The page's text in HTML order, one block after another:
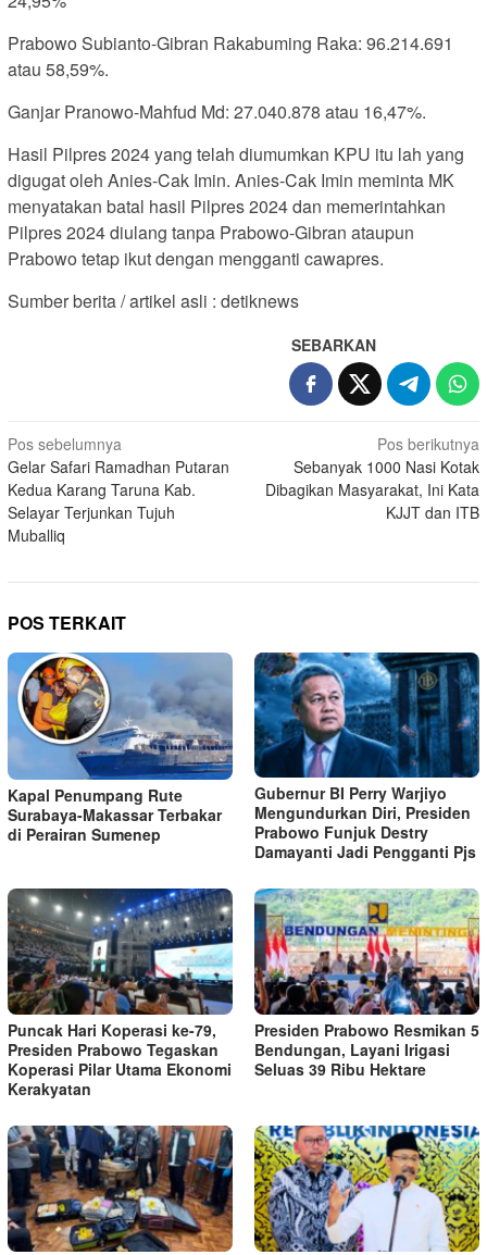
Prabowo Subianto-Gibran Rakabuming Raka: 96.214.691
atau 58,59%.
Ganjar Pranowo-Mahfud Md: 27.040.878 atau 16,47%.
Hasil Pilpres 2024 yang telah diumumkan KPU itu lah yang
digugat oleh Anies-Cak Imin. Anies-Cak Imin meminta MK
menyatakan batal hasil Pilpres 2024 dan memerintahkan
Pilpres 2024 diulang tanpa Prabowo-Gibran ataupun
Prabowo tetap ikut dengan mengganti cawapres.
Sumber berita / artikel asli : detiknews
SEBARKAN
Navigasi
pos
Pos sebelumnya
Gelar Safari Ramadhan Putaran
Kedua Karang Taruna Kab.
Selayar Terjunkan Tujuh
Muballiq
Pos berikutnya
Sebanyak 1000 Nasi Kotak
Dibagikan Masyarakat, Ini Kata
KJJT dan ITB
POS TERKAIT
Kapal Penumpang Rute
Surabaya-Makassar Terbakar
di Perairan Sumenep
Gubernur BI Perry Warjiyo
Mengundurkan Diri, Presiden
Prabowo Funjuk Destry
Damayanti Jadi Pengganti Pjs
Puncak Hari Koperasi ke-79,
Presiden Prabowo Tegaskan
Koperasi Pilar Utama Ekonomi
Kerakyatan
Presiden Prabowo Resmikan 5
Bendungan, Layani Irigasi
Seluas 39 Ribu Hektare